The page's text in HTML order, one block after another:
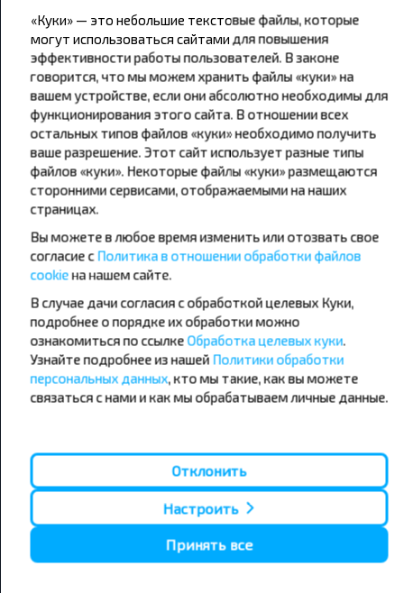
Подписаться
Популярные автобусные
направления
Орша - Могилёв
Минск - Несвиж
Минск - Могилёв
Минск - Пинск
Минск - Брест
Минск - Гомель
Минск - Бобруйск
Минск - Барановичи
Брест - Тересполь
Брест - Беловежская Пуща
Брест - Минск
Варшава - Минск
Санкт-Петербург - Минск
Минск - Вильнюс
Минск - Москва
Москва - Барановичи
«Куки» — это небольшие текстовые файлы, которые
могут использоваться сайтами для повышения
эффективности работы пользователей. В законе
говорится, что мы можем хранить файлы «куки» на
вашем устройстве, если они абсолютно необходимы для
функционирования этого сайта. В отношении всех
остальных типов файлов «куки» необходимо получить
ваше разрешение. Этот сайт использует разные типы
файлов «куки». Некоторые файлы «куки» размещаются
сторонними сервисами, отображаемыми на наших
страницах.
Вы можете в любое время изменить или отозвать свое
согласие сПолитика в отношении обработки файлов
cookieна нашем сайте.
В случае дачи согласия с обработкой целевых Куки,
подробнее о порядке их обработки можно
ознакомиться по ссылкеОбработка целевых куки.
Узнайте подробнее из нашей Политики обработки
персональных данных, кто мы такие, как вы можете
связаться с нами и как мы обрабатываем личные данные.
Отклонить
Настроить
Принять все